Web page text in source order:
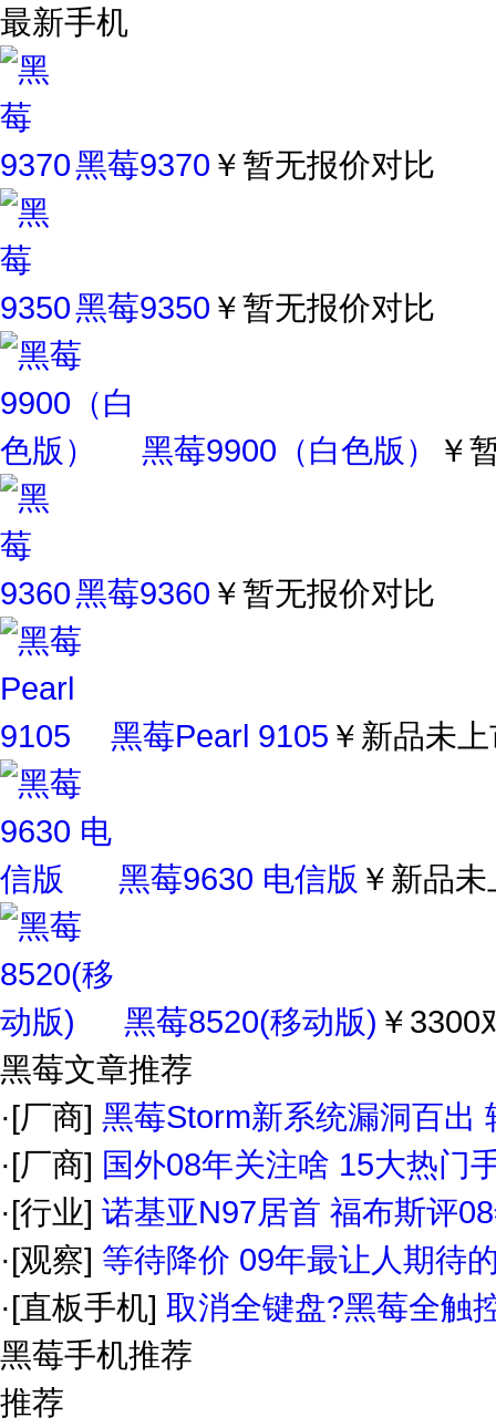
最新手机
黑莓9370 ￥暂无报价对比
黑莓9350 ￥暂无报价对比
黑莓9900（白色版） ￥
黑莓9360 ￥暂无报价对比
黑莓Pearl 9105 ￥新品未
黑莓9630 电信版 ￥新品
黑莓8520(移动版) ￥3300
黑莓文章推荐
·[厂商] 黑莓Storm新系统漏洞百出
·[厂商] 国外08年关注啥 15大热门
·[行业] 诺基亚N97居首 福布斯评
·[观察] 等待降价 09年最让人期待
·[直板手机] 取消全键盘?黑莓全触
黑莓手机推荐
推荐